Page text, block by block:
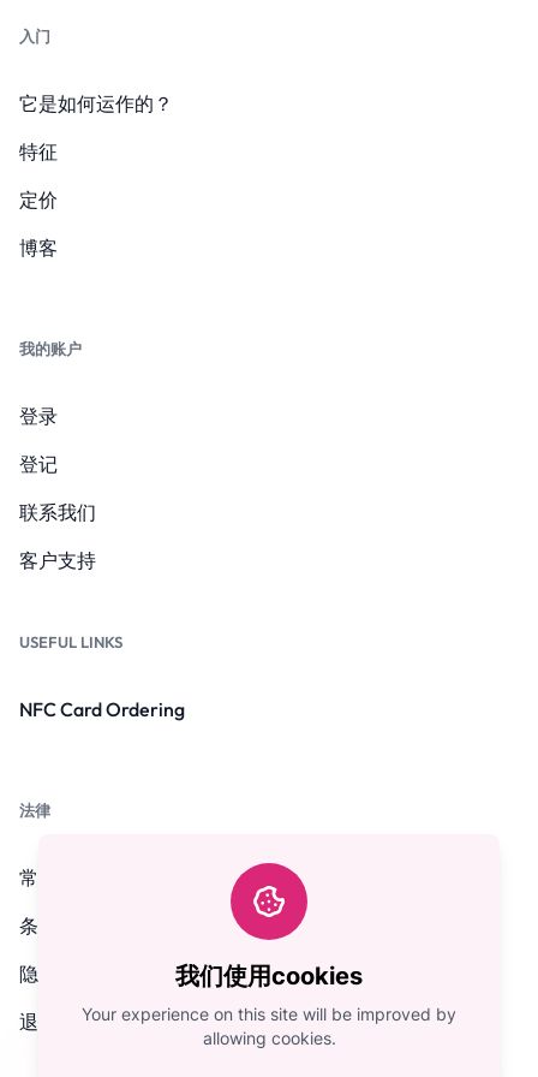
我们使用cookies
Your experience on this site will be improved by
allowing cookies.
入门
它是如何运作的？
特征
定价
博客
我的账户
登录
登记
联系我们
客户支持
USEFUL LINKS
NFC Card Ordering
法律
常见问题解答
条款和条件
隐私政策
退款政策